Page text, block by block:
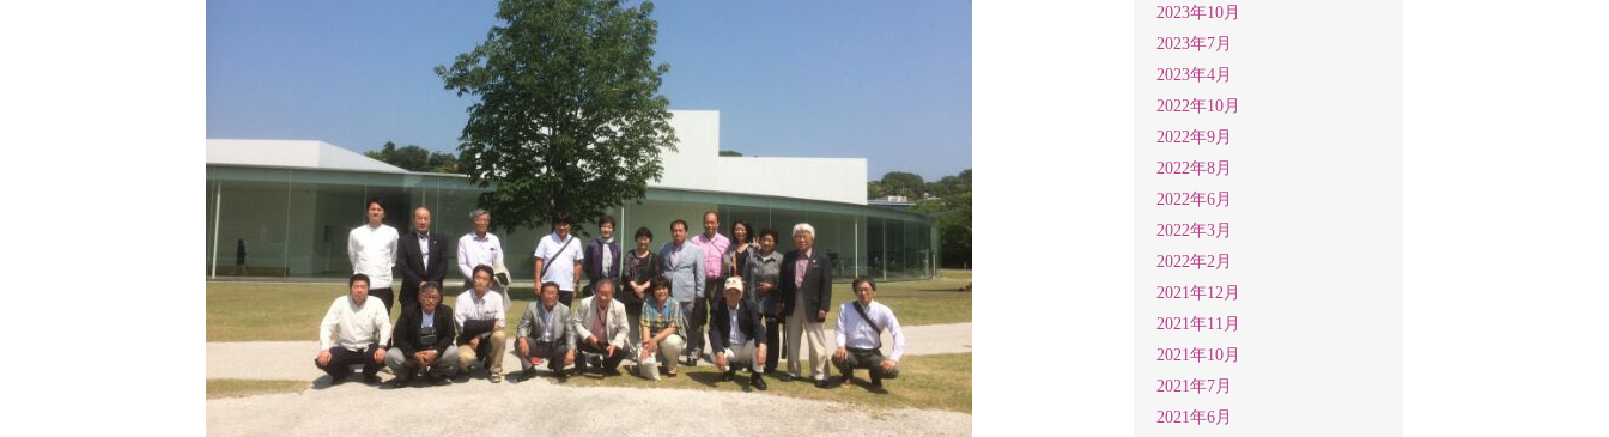
2023年10月
2023年7月
2023年4月
2022年10月
2022年9月
2022年8月
2022年6月
2022年3月
2022年2月
2021年12月
2021年11月
2021年10月
2021年7月
2021年6月